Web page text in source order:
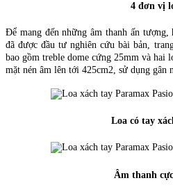
4 đơn vị
Để mang đến những âm thanh ấn tượng,
đã được đầu tư nghiên cứu bài bản,
bao gồm treble dome cứng 25mm và hai
mặt nén âm lên tới 425cm2, sử dụng gân
Loa có tay
Âm thanh